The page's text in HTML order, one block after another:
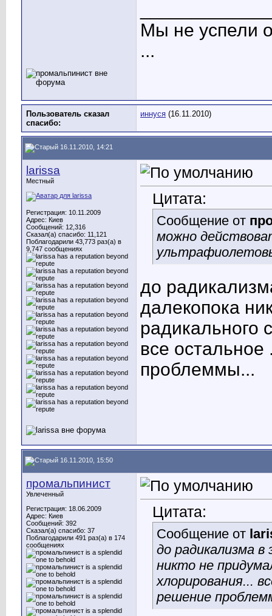
Мы не успели
...
Пользователь сказал
cпасибо:
иннуся (16.11.2010)
16.11.2010, 14:21
larissa
Местный
Регистрация: 10.11.2009
Адрес: Киев
Сообщений: 12,316
Сказал(а) спасибо: 11,121
Поблагодарили 43,773 раз(а) в
9,747 сообщениях
Цитата:
Сообщение от
можно
до
далекопока
радикального
все
проблеммы...
16.11.2010, 15:50
промальпинист
Увлеченный
Регистрация: 18.06.2009
Адрес: Киев
Сообщений: 392
Сказал(а) спасибо: 37
Поблагодарили 491 раз(а) в 174
сообщениях
Цитата:
Сообщение от
до радикализма в
никто не
хлорирования...
решение